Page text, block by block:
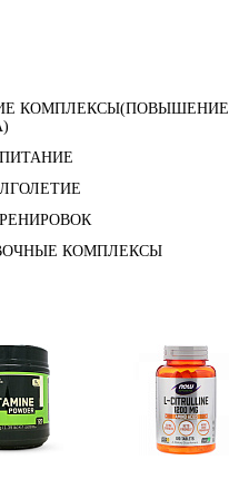
КОМПЛЕКСЫ(ПОВЫШЕНИЕ
КОМПЛЕКСЫ